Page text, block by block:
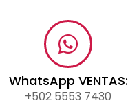
WhatsApp VENTAS:
+502 5553 7430